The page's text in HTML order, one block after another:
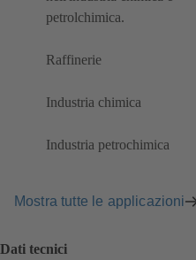
petrolchimica.
Raffinerie
Industria chimica
Industria petrochimica
Mostra tutte le applicazioni
Dati tecnici